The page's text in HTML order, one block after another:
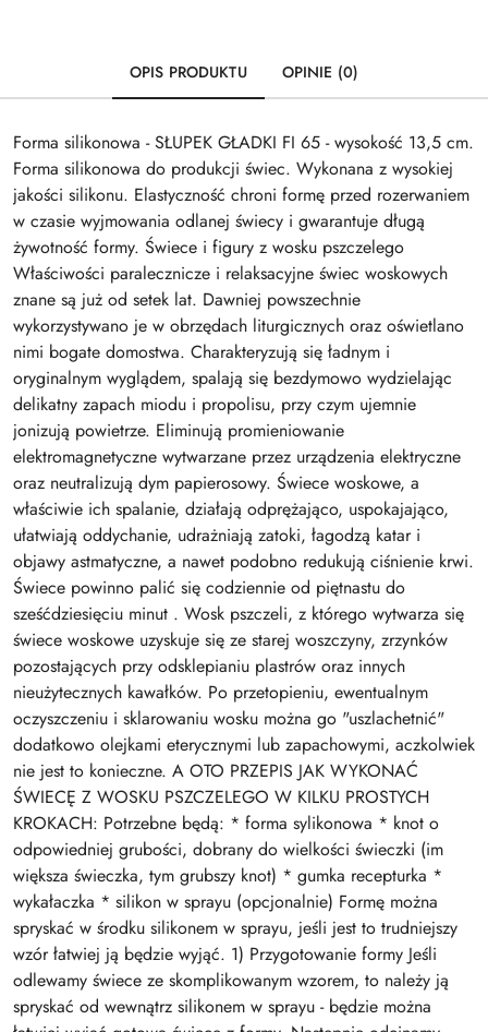
OPIS PRODUKTU OPINIE (0)
Forma silikonowa - SŁUPEK GŁADKI FI 65 - wysokość 13,5 cm.
Forma silikonowa do produkcji świec. Wykonana z wysokiej
jakości silikonu. Elastyczność chroni formę przed rozerwaniem
w czasie wyjmowania odlanej świecy i gwarantuje długą
żywotność formy. Świece i figury z wosku pszczelego
Właściwości paralecznicze i relaksacyjne świec woskowych
znane są już od setek lat. Dawniej powszechnie
wykorzystywano je w obrzędach liturgicznych oraz oświetlano
nimi bogate domostwa. Charakteryzują się ładnym i
oryginalnym wyglądem, spalają się bezdymowo wydzielając
delikatny zapach miodu i propolisu, przy czym ujemnie
jonizują powietrze. Eliminują promieniowanie
elektromagnetyczne wytwarzane przez urządzenia elektryczne
oraz neutralizują dym papierosowy. Świece woskowe, a
właściwie ich spalanie, działają odprężająco, uspokajająco,
ułatwiają oddychanie, udrażniają zatoki, łagodzą katar i
objawy astmatyczne, a nawet podobno redukują ciśnienie krwi.
Świece powinno palić się codziennie od piętnastu do
sześćdziesięciu minut . Wosk pszczeli, z którego wytwarza się
świece woskowe uzyskuje się ze starej woszczyny, zrzynków
pozostających przy odsklepianiu plastrów oraz innych
nieużytecznych kawałków. Po przetopieniu, ewentualnym
oczyszczeniu i sklarowaniu wosku można go "uszlachetnić"
dodatkowo olejkami eterycznymi lub zapachowymi, aczkolwiek
nie jest to konieczne. A OTO PRZEPIS JAK WYKONAĆ
ŚWIECĘ Z WOSKU PSZCZELEGO W KILKU PROSTYCH
KROKACH: Potrzebne będą: * forma sylikonowa * knot o
odpowiedniej grubości, dobrany do wielkości świeczki (im
większa świeczka, tym grubszy knot) * gumka recepturka *
wykałaczka * silikon w sprayu (opcjonalnie) Formę można
spryskać w środku silikonem w sprayu, jeśli jest to trudniejszy
wzór łatwiej ją będzie wyjąć. 1) Przygotowanie formy Jeśli
odlewamy świece ze skomplikowanym wzorem, to należy ją
spryskać od wewnątrz silikonem w sprayu - będzie można